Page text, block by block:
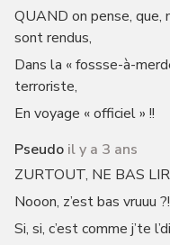
QUAND on pense, que,
sont rendus,
Dans la « fossse-à-
terroriste,
En voyage « officiel » !!
Pseudo il y a 3 ans
ZURTOUT, NE BAS
Nooon, z’est bas vruuu ?!
Si, si, c’est comme j’te